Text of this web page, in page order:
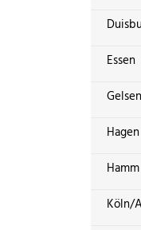
Essen
Hagen
Hamm
Köln/